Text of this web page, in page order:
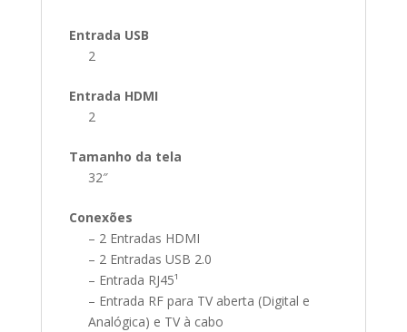
Entrada USB
2
Entrada HDMI
2
Tamanho da tela
32″
Conexões
– 2 Entradas HDMI
– 2 Entradas USB 2.0
– Entrada RJ45¹
– Entrada RF para TV aberta (Digital e
Analógica) e TV à cabo